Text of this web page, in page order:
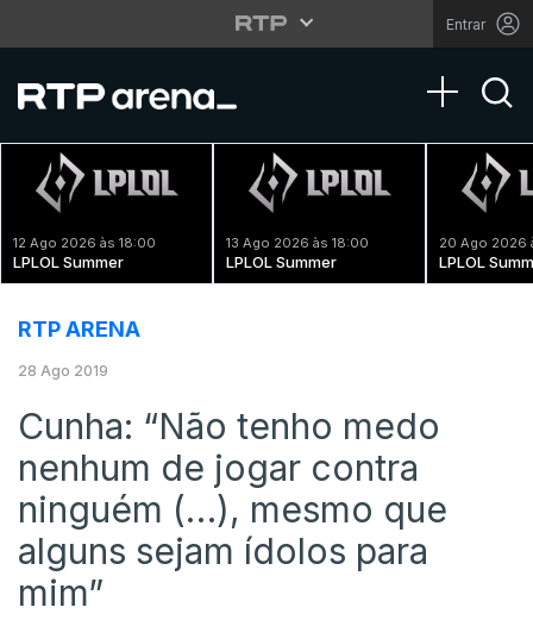
Entrar
Toggle
12 Ago 2026 às 18:00
LPLOL Summer
13 Ago 2026 às 18:00
LPLOL Summer
20 Ago 2026
LPLOL
RTP ARENA
28 Ago 2019
Cunha: “Não tenho medo
nenhum de jogar contra
ninguém (…), mesmo que
alguns sejam ídolos para
mim”